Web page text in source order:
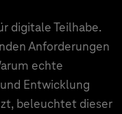
digitale Teilhabe.
Anforderungen
echte
Entwicklung
beleuchtet dieser